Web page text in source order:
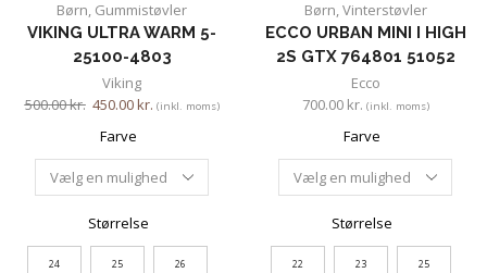
Børn, Gummistøvler
VIKING ULTRA WARM 5-
25100-4803
Viking
500.00kr. 450.00kr. (inkl. moms)
Farve
Størrelse
24 25 26
Børn,Vinterstøvler
ECCO URBAN MINI I HIGH
2S GTX 764801 51052
Ecco
700.00 kr. (inkl. moms)
Farve
Størrelse
22 23 25